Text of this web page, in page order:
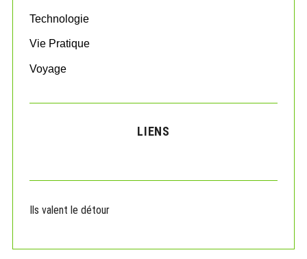
Technologie
Vie Pratique
Voyage
LIENS
Ils valent le détour